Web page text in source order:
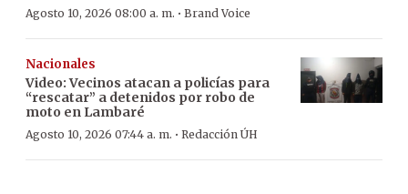
Agosto 10, 2026 08:00 a. m. · Brand Voice
Nacionales
Video: Vecinos atacan a policías para
“rescatar” a detenidos por robo de
moto en Lambaré
Agosto 10, 2026 07:44 a. m. · Redacción ÚH